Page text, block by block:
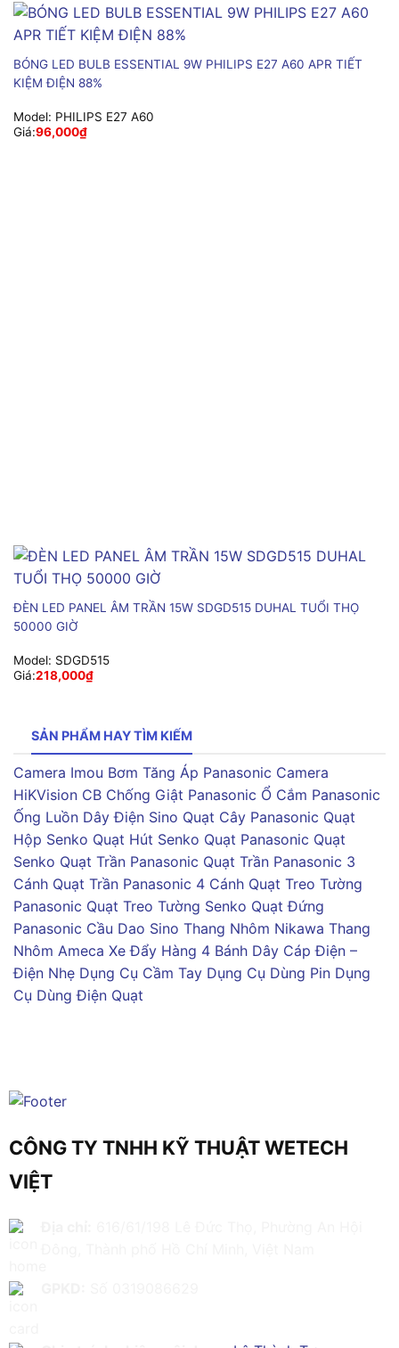
BÓNG LED BULB ESSENTIAL 9W PHILIPS E27 A60 APR TIẾT
KIỆM ĐIỆN 88%
Model: PHILIPS E27 A60
Giá:96,000₫
ĐÈN LED PANEL ÂM TRẦN 15W SDGD515 DUHAL TUỔI THỌ
50000 GIỜ
Model: SDGD515
Giá:218,000₫
SẢN PHẨM HAY TÌM KIẾM
Camera Imou Bơm Tăng Áp Panasonic Camera
HiKVision CB Chống Giật Panasonic Ổ Cắm Panasonic
Ống Luồn Dây Điện Sino Quạt Cây Panasonic Quạt
Hộp Senko Quạt Hút Senko Quạt Panasonic Quạt
Senko Quạt Trần Panasonic Quạt Trần Panasonic 3
Cánh Quạt Trần Panasonic 4 Cánh Quạt Treo Tường
Panasonic Quạt Treo Tường Senko Quạt Đứng
Panasonic Cầu Dao Sino Thang Nhôm Nikawa Thang
Nhôm Ameca Xe Đẩy Hàng 4 Bánh Dây Cáp Điện –
Điện Nhẹ Dụng Cụ Cầm Tay Dụng Cụ Dùng Pin Dụng
Cụ Dùng Điện Quạt
CÔNG TY TNHH KỸ THUẬT WETECH
VIỆT